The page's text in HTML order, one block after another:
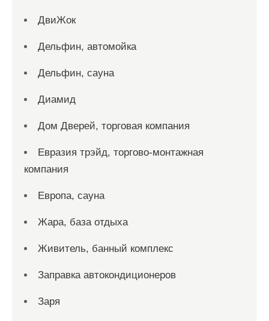
ДвиЖок
Дельфин, автомойка
Дельфин, сауна
Диамид
Дом Дверей, торговая компания
Евразия трэйд, торгово-монтажная
компания
Европа, сауна
Жара, база отдыха
Живитель, банный комплекс
Заправка автокондиционеров
Заря